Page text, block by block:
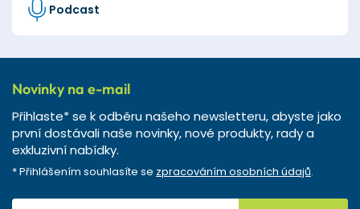
Podcast
Novinky na e-mail
Přihlaste* se k odběru našeho newsletteru, abyste jako
první dostávali naše novinky, nové produkty, rady a
exkluzivní nabídky.
* Přihlášením souhlasíte se zpracováním osobních údajů.